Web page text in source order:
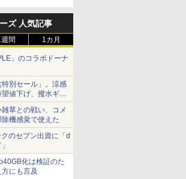
ズ 人気記事
週間 1カ月
」のコラボドーナ
別セール」。涼感
値下げ、撥水ギア
雑草との戦い、コメ
機感覚で使えた
のセブン出資に「d
化は検証のた
にも言及